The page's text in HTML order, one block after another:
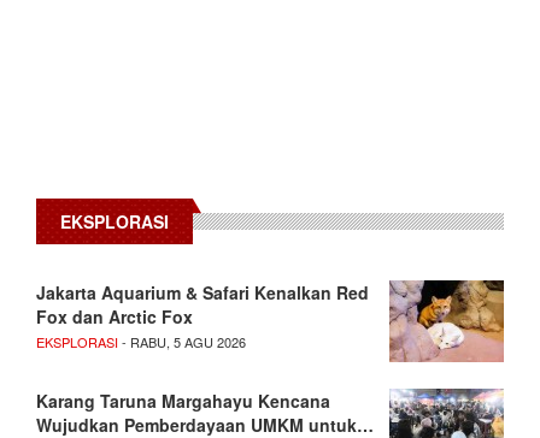
EKSPLORASI
Jakarta Aquarium & Safari Kenalkan Red
Fox dan Arctic Fox
EKSPLORASI- RABU, 5 AGU 2026
Karang Taruna Margahayu Kencana
Wujudkan Pemberdayaan UMKM untuk…